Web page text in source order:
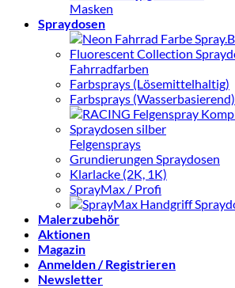
Masken
Spraydosen
Fahrradfarben
Farbsprays (Lösemittelhaltig)
Farbsprays (Wasserbasierend)
Felgensprays
Grundierungen Spraydosen
Klarlacke (2K, 1K)
SprayMax / Profi
Malerzubehör
Aktionen
Magazin
Anmelden / Registrieren
Newsletter